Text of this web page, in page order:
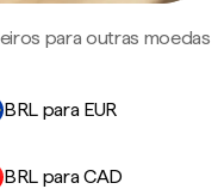
para outras moedas
BRL para EUR
BRL para CAD